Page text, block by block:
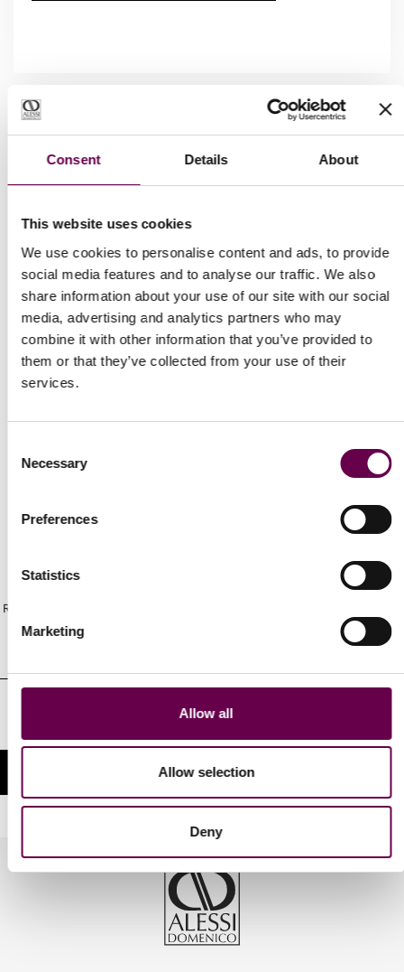
Consent Details About
This website uses cookies
We use cookies to personalise content and ads, to provide
social media features and to analyse our traffic. We also
share information about your use of our site with our social
media, advertising and analytics partners who may
combine it with other information that you’ve provided to
them or that they’ve collected from your use of their
services.
Selection
Necessary
Preferences
Statistics
Marketing
Allow all
Allow selection
Deny
Spedizioni Veloci
Ricevi gli ultimi aggiornamenti sui nuovi prodotti e sulle prossime offerte
e-
mail